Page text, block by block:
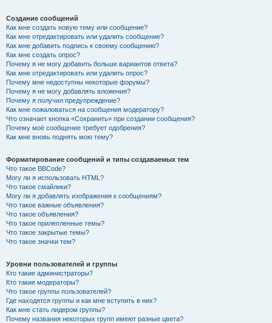
Создание сообщений
Как мне создать новую тему или сообщение?
Как мне отредактировать или удалить сообщение?
Как мне добавить подпись к своему сообщению?
Как мне создать опрос?
Почему я не могу добавить больше вариантов ответа?
Как мне отредактировать или удалить опрос?
Почему мне недоступны некоторые форумы?
Почему я не могу добавлять вложения?
Почему я получил предупреждение?
Как мне пожаловаться на сообщения модератору?
Что означает кнопка «Сохранить» при создании сообщения?
Почему моё сообщение требует одобрения?
Как мне вновь поднять мою тему?
Форматирование сообщений и типы создаваемых тем
Что такое BBCode?
Могу ли я использовать HTML?
Что такое смайлики?
Могу ли я добавлять изображения к сообщениям?
Что такое важные объявления?
Что такое объявления?
Что такое прилепленные темы?
Что такое закрытые темы?
Что такое значки тем?
Уровни пользователей и группы
Кто такие администраторы?
Кто такие модераторы?
Что такое группы пользователей?
Где находятся группы и как мне вступить в них?
Как мне стать лидером группы?
Почему названия некоторых групп имеют разные цвета?